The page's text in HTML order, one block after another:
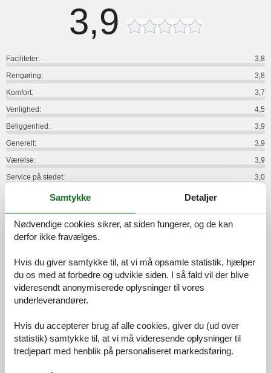
3,9
Faciliteter:
3,8
Rengøring:
3,8
Komfort:
3,7
Venlighed:
4,5
Beliggenhed:
3,9
Generelt:
3,9
Værelse:
3,9
Service på stedet:
3,0
Værdi for pengene:
13 eksterne anmeldelser
Faciliteter: Rengøring: Komfort:
Beliggenhed:
1 Generelt: 1 Værelse:
Service på stedet:
3 Værdi for pengene:
1
Generel:
Anbietern von Ferienwohnungen ob Privat oder Gewerbe unsere
Unterkunft gebucht haben, war diese Unterkunft die schlechteste
die wir je vorgefunden haben. Unsere Erfahrungen haben uns in
den vielen Jahren gelehrt, dass Angebot und Realität nicht immer
übereinstimmen. Aber es gibt immer noch Steigerungen in jeder
Samtykke Detaljer
Nødvendige cookies sikrer, at siden fungerer, og de kan
derfor ikke fravælges.
Hvis du giver samtykke til, at vi må opsamle statistik, hjælper
du os med at forbedre og udvikle siden. I så fald vil der blive
videresendt anonymiserede oplysninger til vores
underleverandører.
Hvis du accepterer brug af alle cookies, giver du (ud over
statistik) samtykke til, at vi må videresende oplysninger til
tredjepart med henblik på personaliseret markedsføring.